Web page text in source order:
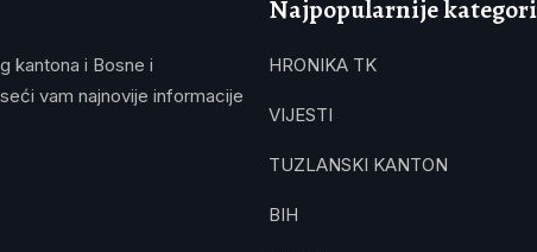
kantona i Bosne i
vam najnovije informacije
Najpopularnije
HRONIKA TK
VIJESTI
TUZLANSKI KANTON
BIH